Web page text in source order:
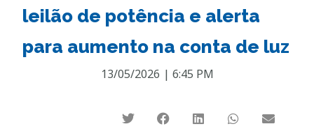
leilão de potência e alerta
para aumento na conta de luz
13/05/2026 | 6:45 PM